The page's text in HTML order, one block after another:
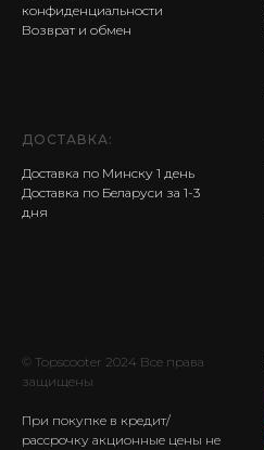
конфиденциальности
Возврат и обмен
ДОСТАВКА:
Доставка по Минску 1 день
Доставка по Беларуси за 1-3
дня
© Topscooter 2024 Все права
защищены
При покупке в кредит/
рассрочку акционные цены не